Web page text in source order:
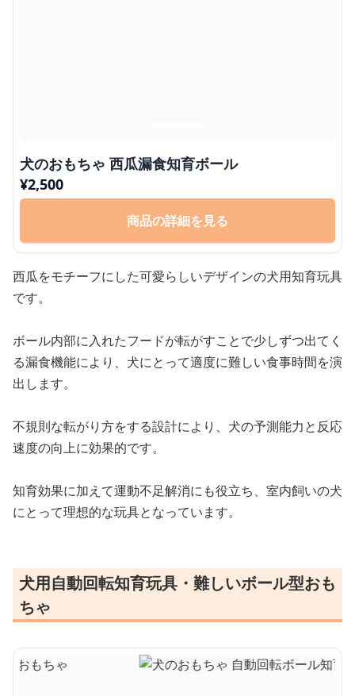
犬のおもちゃ 西瓜漏食知育ボール
¥2,500
商品の詳細を見る
西瓜をモチーフにした可愛らしいデザインの犬用知育玩具
です。
ボール内部に入れたフードが転がすことで少しずつ出てく
る漏食機能により、犬にとって適度に難しい食事時間を演
出します。
不規則な転がり方をする設計により、犬の予測能力と反応
速度の向上に効果的です。
知育効果に加えて運動不足解消にも役立ち、室内飼いの犬
にとって理想的な玩具となっています。
犬用自動回転知育玩具・難しいボール型おも
ちゃ